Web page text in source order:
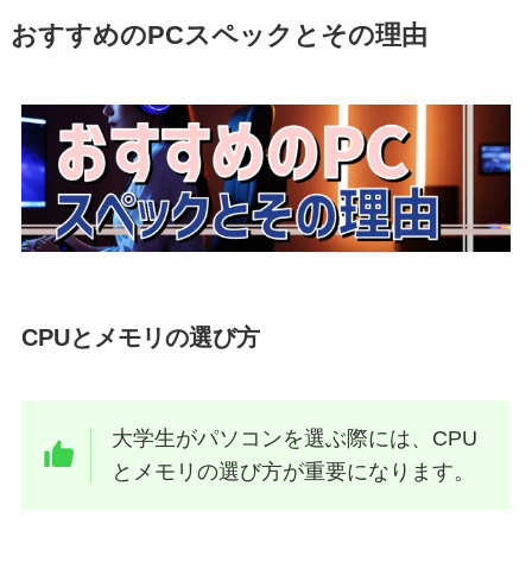
おすすめのPCスペックとその理由
CPUとメモリの選び方
大学生がパソコンを選ぶ際には、CPU
とメモリの選び方が重要になります。